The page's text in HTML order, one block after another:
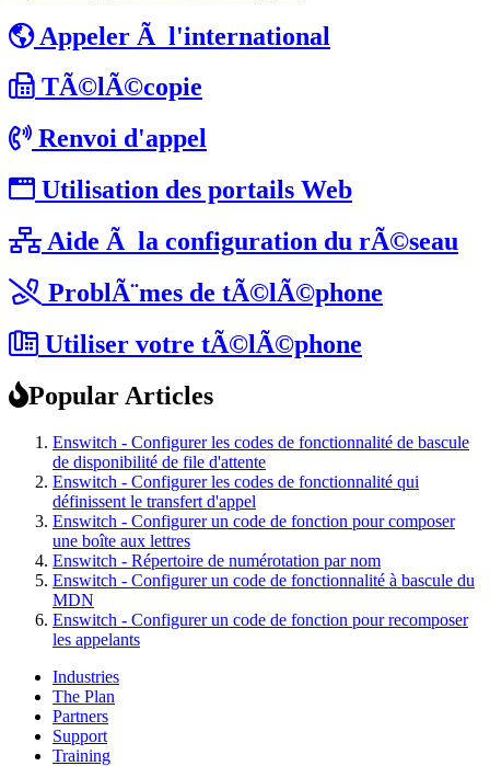
Appeler Ã l'international
TÃ©lÃ©copie
Renvoi d'appel
Utilisation des portails Web
Aide Ã la configuration du rÃ©seau
ProblÃ¨mes de tÃ©lÃ©phone
Utiliser votre tÃ©lÃ©phone
Popular Articles
Enswitch - Configurer les codes de fonctionnalité de bascule
de disponibilité de file d'attente
Enswitch - Configurer les codes de fonctionnalité qui
définissent le transfert d'appel
Enswitch - Configurer un code de fonction pour composer
une boîte aux lettres
Enswitch - Répertoire de numérotation par nom
Enswitch - Configurer un code de fonctionnalité à bascule du
MDN
Enswitch - Configurer un code de fonction pour recomposer
les appelants
Industries
The Plan
Partners
Support
Training